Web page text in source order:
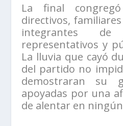
La final
directivos,
integrantes
representativos y
La lluvia que cayó
del partido no
demostraran su
apoyadas por una
de alentar en